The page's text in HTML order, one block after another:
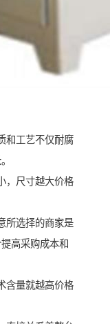
和工艺不仅耐腐
，尺寸越大价格
所选择的商家是
高采购成本和
含量就越高价格